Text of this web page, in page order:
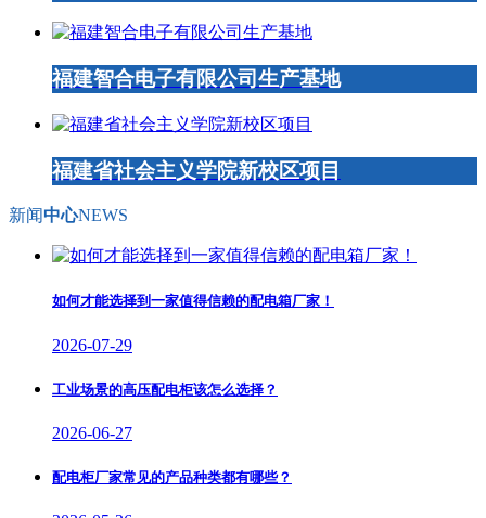
福建智合电子有限公司生产基地
福建省社会主义学院新校区项目
新闻中心NEWS
如何才能选择到一家值得信赖的配电箱厂家！
2026-07-29
工业场景的高压配电柜该怎么选择？
2026-06-27
配电柜厂家常见的产品种类都有哪些？